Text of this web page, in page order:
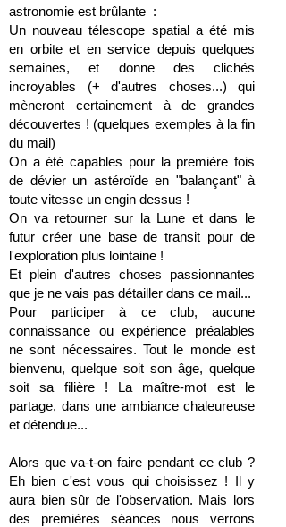
astronomie est brûlante :
Un nouveau télescope spatial a été mis
en orbite et en service depuis quelques
semaines, et donne des clichés
incroyables (+ d'autres choses...) qui
mèneront certainement à de grandes
découvertes ! (quelques exemples à la fin
du mail)
On a été capables pour la première fois
de dévier un astéroïde en "balançant" à
toute vitesse un engin dessus !
On va retourner sur la Lune et dans le
futur créer une base de transit pour de
l'exploration plus lointaine !
Et plein d'autres choses passionnantes
que je ne vais pas détailler dans ce mail...
Pour participer à ce club, aucune
connaissance ou expérience préalables
ne sont nécessaires. Tout le monde est
bienvenu, quelque soit son âge, quelque
soit sa filière ! La maître-mot est le
partage, dans une ambiance chaleureuse
et détendue...
Alors que va-t-on faire pendant ce club ?
Eh bien c'est vous qui choisissez ! Il y
aura bien sûr de l'observation. Mais lors
des premières séances nous verrons